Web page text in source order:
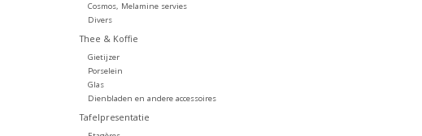
Cosmos, Melamine servies
Divers
Thee & Koffie
Gietijzer
Porselein
Glas
Dienbladen en andere accessoires
Tafelpresentatie